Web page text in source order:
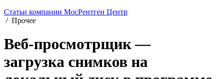
Статьи компании МосРентген Центр
/ Прочее
Веб-просмотрщик —
загрузка снимков на